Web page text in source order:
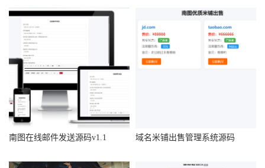
南图在线邮件发送源码v1.1 域名米铺出售管理系统源码